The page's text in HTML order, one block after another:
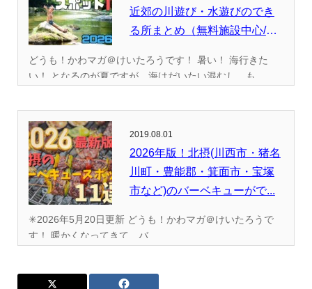
近郊の川遊び・水遊びのでき
る所まとめ（無料施設中心/
どうも！かわマガ＠けいたろうです！ 暑い！ 海行きた
い！ となるのが夏ですが、海はだいたい混むし、も...
2019.08.01
2026年版！北摂(川西市・猪名
川町・豊能郡・箕面市・宝塚
市など)のバーベキューがで...
✳︎2026年5月20日更新 どうも！かわマガ＠けいたろうで
す！ 暖かくなってきて、バ...